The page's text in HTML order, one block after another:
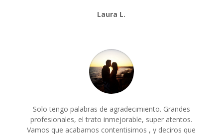
Laura L.
Solo tengo palabras de agradecimiento. Grandes
profesionales, el trato inmejorable, super atentos.
Vamos que acabamos contentisimos , y deciros que